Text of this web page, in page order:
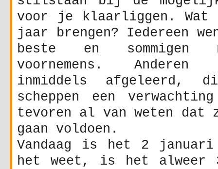
voor je klaarliggen. Wat
jaar brengen? Iedereen
beste en sommigen
voornemens.
inmiddels afgeleerd,
scheppen een
tevoren al van weten dat
gaan voldoen.
Vandaag is het 2
het weet, is het alweer